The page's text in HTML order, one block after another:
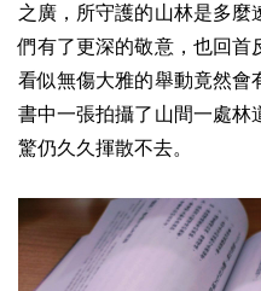
之廣，所守護的山林是多麼
們有了更深的敬意，也回首
看似無傷大雅的舉動竟然會
書中一張拍攝了山間一處林
驚仍久久揮散不去。